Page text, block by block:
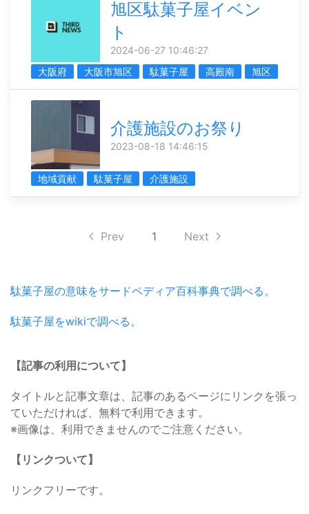
旭区駄菓子屋イベン
ト
2024-06-27 10:46:27
大阪府
大阪市旭区 駄菓子屋 高殿南 旭区
介護施設のお祭り
2023-08-18 14:46:15
地域貢献 駄菓子屋 介護施設
Prev 1 Next
駄菓子屋の意味をサードペディア百科事典で調べる。
駄菓子屋をwikiで調べる。
【記事の利用について】
タイトルと記事文章は、記事のあるページにリンクを張っ
ていただければ、無料で利用できます。
※画像は、利用できませんのでご注意ください。
【リンクついて】
リンクフリーです。